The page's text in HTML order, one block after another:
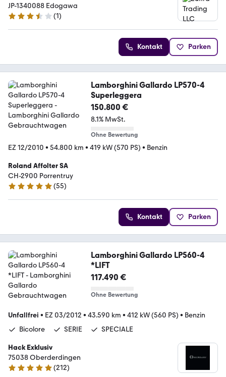
JP-1340088 Edogawa
3.3 Sterne
(1)
Kontakt Parken
Lamborghini Gallardo LP570-4
Superleggera
150.800 €
8.1% MwSt.
Ohne Bewertung
EZ 12/2010 • 54.800 km • 419 kW (570 PS) • Benzin
Roland Affolter SA
CH-2900 Porrentruy
5 Sterne
(55)
Kontakt Parken
Lamborghini Gallardo LP560-4
*LIFT
117.490 €
Ohne Bewertung
Unfallfrei • EZ 03/2012 • 43.590 km • 412 kW (560 PS) • Benzin
Bicolore
SERIE SPECIALE
Hack Exklusiv
75038 Oberderdingen
4.9 Sterne
(212)